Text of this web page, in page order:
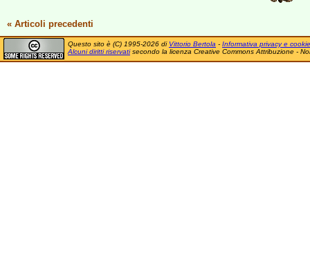
« Articoli precedenti
Questo sito è (C) 1995-2026 di Vittorio Bertola - Informativa privacy e cookie
Alcuni diritti riservatisecondo la licenza Creative Commons Attribuzione -